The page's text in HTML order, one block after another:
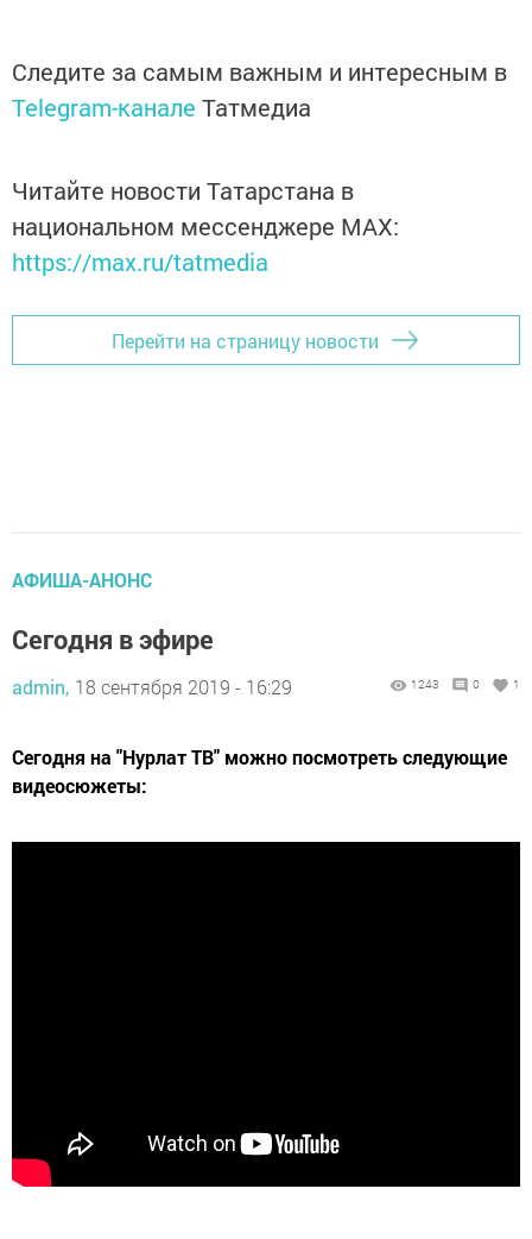
Следите за самым важным и интересным в
Telegram-канале Татмедиа
Читайте новости Татарстана в
национальном мессенджере MАХ:
https://max.ru/tatmedia
Перейти на страницу новости
АФИША-АНОНС
Сегодня в эфире
admin, 18 сентября 2019 - 16:29 1243 0 1
Сегодня на "Нурлат ТВ" можно посмотреть следующие
видеосюжеты: